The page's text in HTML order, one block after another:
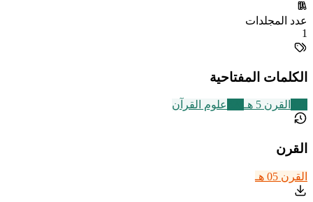
عدد المجلدات
1
الكلمات المفتاحية
القرن 5 هـ علوم القرآن
القرن
القرن 05 هـ